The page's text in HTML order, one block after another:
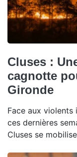
Cluses :
cagnotte
Gironde
Face aux
ces dernières
Cluses se